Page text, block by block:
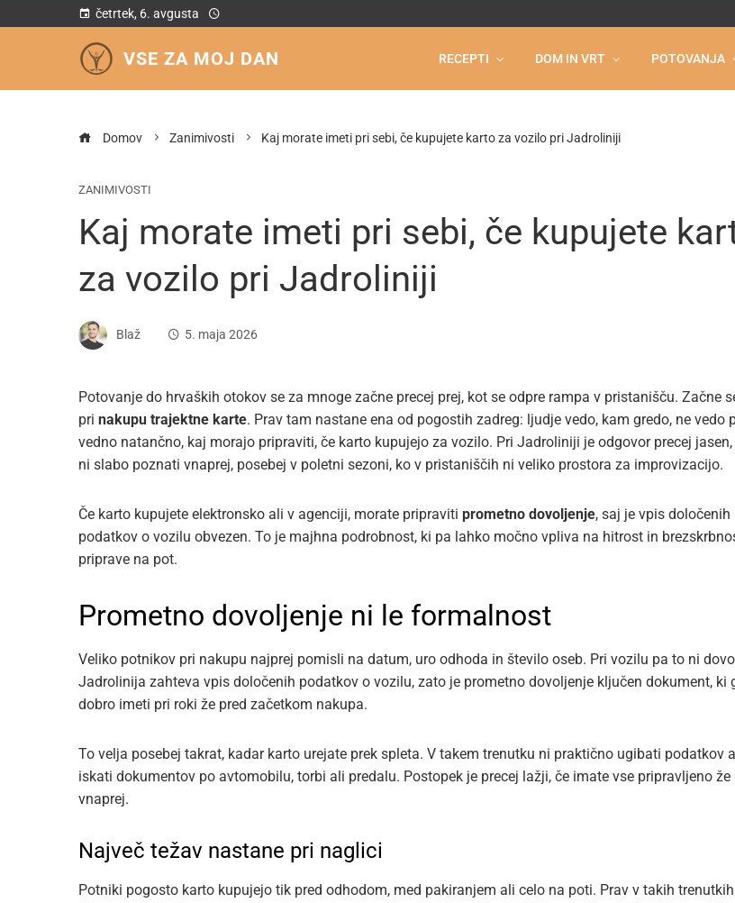
četrtek, 6. avgusta
VSE ZA MOJ DAN RECEPTI DOM IN VRT POTOVANJA
Domov Zanimivosti Kaj morate imeti pri sebi, če kupujete karto za vozilo pri Jadroliniji
ZANIMIVOSTI
Kaj morate imeti pri sebi, če kupujete
za vozilo pri Jadroliniji
Blaž 5. maja 2026
Potovanje do hrvaških otokov se za mnoge začne precej prej, kot se odpre rampa v pristanišču. Začne
pri nakupu trajektne karte. Prav tam nastane ena od pogostih zadreg: ljudje vedo, kam gredo, ne vedo
vedno natančno, kaj morajo pripraviti, če karto kupujejo za vozilo. Pri Jadroliniji je odgovor precej jasen,
ni slabo poznati vnaprej, posebej v poletni sezoni, ko v pristaniščih ni veliko prostora za improvizacijo.
Če karto kupujete elektronsko ali v agenciji, morate pripraviti prometno dovoljenje, saj je vpis določenih
podatkov o vozilu obvezen. To je majhna podrobnost, ki pa lahko močno vpliva na hitrost in
priprave na pot.
Prometno dovoljenje ni le formalnost
Veliko potnikov pri nakupu najprej pomisli na datum, uro odhoda in število oseb. Pri vozilu pa to ni
Jadrolinija zahteva vpis določenih podatkov o vozilu, zato je prometno dovoljenje ključen dokument, ki
dobro imeti pri roki že pred začetkom nakupa.
To velja posebej takrat, kadar karto urejate prek spleta. V takem trenutku ni praktično ugibati podatkov
iskati dokumentov po avtomobilu, torbi ali predalu. Postopek je precej lažji, če imate vse pripravljeno že
vnaprej.
Največ težav nastane pri naglici
Potniki pogosto karto kupujejo tik pred odhodom, med pakiranjem ali celo na poti. Prav v takih